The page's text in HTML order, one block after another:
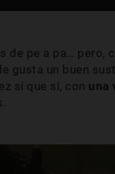
de pe a pa… pero,
gusta un buen
sí que sí, con una